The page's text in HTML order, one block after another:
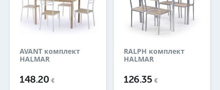
AVANT комплект
HALMAR
148.20€
RALPH комплект
HALMAR
126.35€